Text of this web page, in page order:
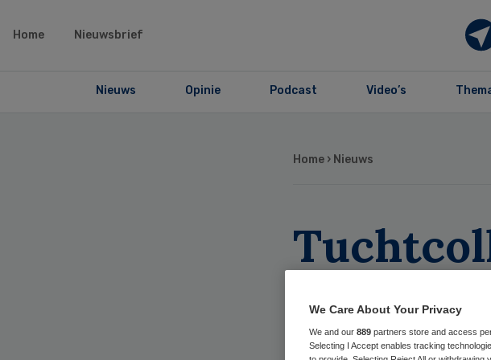
Home Nieuwsbrief
Nieuws Opinie Podcast Video’s
Home › Nieuws
We Care About Your Privacy
We and our 889 partners store and access
Selecting I Accept enables tracking